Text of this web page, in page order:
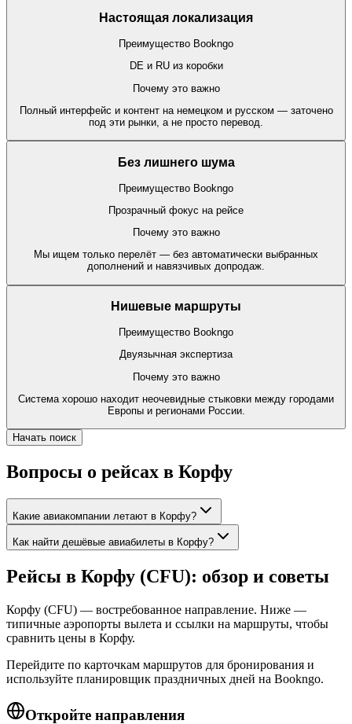
Настоящая локализация
Преимущество Bookngo
DE и RU из коробки
Почему это важно
Полный интерфейс и контент на немецком и русском — заточено
под эти рынки, а не просто перевод.
Без лишнего шума
Преимущество Bookngo
Прозрачный фокус на рейсе
Почему это важно
Мы ищем только перелёт — без автоматически выбранных
дополнений и навязчивых допродаж.
Нишевые маршруты
Преимущество Bookngo
Двуязычная экспертиза
Почему это важно
Система хорошо находит неочевидные стыковки между городами
Европы и регионами России.
Начать поиск
Вопросы о рейсах в Корфу
Какие авиакомпании летают в Корфу?
Как найти дешёвые авиабилеты в Корфу?
Рейсы в Корфу (CFU): обзор и советы
Корфу (CFU) — востребованное направление. Ниже —
типичные аэропорты вылета и ссылки на маршруты, чтобы
сравнить цены в Корфу.
Перейдите по карточкам маршрутов для бронирования и
используйте планировщик праздничных дней на Bookngo.
Откройте направления